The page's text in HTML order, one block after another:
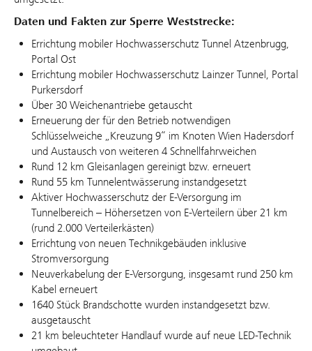
Daten und Fakten zur Sperre Weststrecke:
Errichtung mobiler Hochwasserschutz Tunnel Atzenbrugg,
Portal Ost
Errichtung mobiler Hochwasserschutz Lainzer Tunnel, Portal
Purkersdorf
Über 30 Weichenantriebe getauscht
Erneuerung der für den Betrieb notwendigen
Schlüsselweiche „Kreuzung 9“ im Knoten Wien Hadersdorf
und Austausch von weiteren 4 Schnellfahrweichen
Rund 12 km Gleisanlagen gereinigt bzw. erneuert
Rund 55 km Tunnelentwässerung instandgesetzt
Aktiver Hochwasserschutz der E-Versorgung im
Tunnelbereich – Höhersetzen von E-Verteilern über 21 km
(rund 2.000 Verteilerkästen)
Errichtung von neuen Technikgebäuden inklusive
Stromversorgung
Neuverkabelung der E-Versorgung, insgesamt rund 250 km
Kabel erneuert
1640 Stück Brandschotte wurden instandgesetzt bzw.
ausgetauscht
21 km beleuchteter Handlauf wurde auf neue LED-Technik